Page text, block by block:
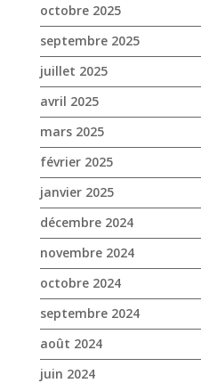
octobre 2025
septembre 2025
juillet 2025
avril 2025
mars 2025
février 2025
janvier 2025
décembre 2024
novembre 2024
octobre 2024
septembre 2024
août 2024
juin 2024